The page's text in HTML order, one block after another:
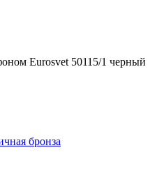
Eurosvet 50115/1 черный
бронза